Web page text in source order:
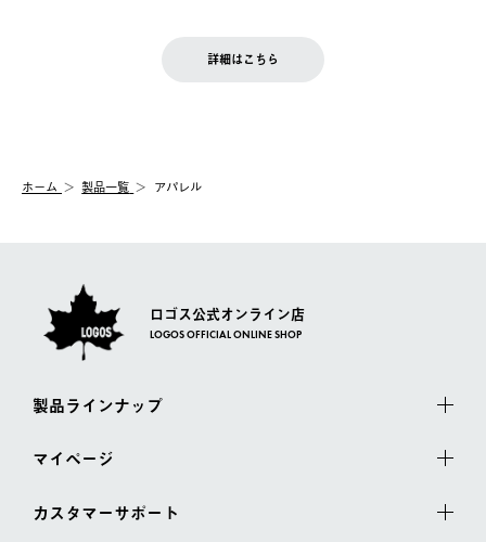
【配送業者】
佐川急便にて配送されます。
お客様都合の返品にかかる送料は、お客様ご負担とさせていただ
一度お手元の商品を返品いただき、ご希望商品を再注文してくだ
LOGOS FAMILY会員の方は、会員マイページ内 購入履歴画面に
詳細はこちら
ホーム 製品一覧 アパレル
ロゴス公式オンライン店
LOGOS OFFICIAL ONLINE SHOP
製品ラインナップ
マイページ
カスタマーサポート